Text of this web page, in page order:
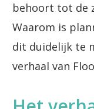
behoort tot de
Waarom is
dit duidelijk te
verhaal van